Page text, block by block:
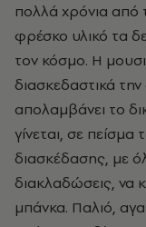
πολλά χρόνια
φρέσκο υλικό τα
τον κόσμο. Η
διασκεδαστικά
απολαμβάνει το
γίνεται, σε
διασκέδασης, με
διακλαδώσεις, να
μπάνκα. Παλιό,